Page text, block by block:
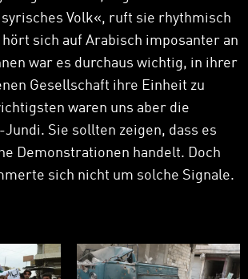
Volk«, ruft sie rhythmisch
hört sich auf Arabisch imposanter an
war es durchaus wichtig, in ihrer
Gesellschaft ihre Einheit zu
waren uns aber die
Jundi. Sie sollten zeigen, dass es
Demonstrationen handelt. Doch
sich nicht um solche Signale.